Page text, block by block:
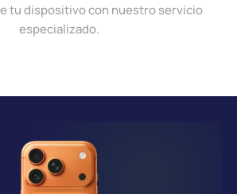
tu dispositivo con nuestro servicio
especializado.